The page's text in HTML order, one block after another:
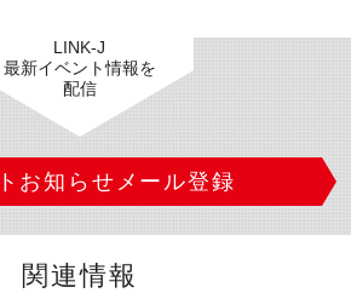
LINK-J
最新イベント情報を
配信
お知らせメール登録
関連情報